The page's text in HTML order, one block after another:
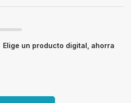
Elige un producto digital, ahorra